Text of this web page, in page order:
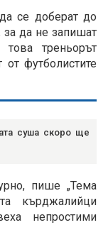
се доберат до
за да не запишат
треньорът
футболистите
суша скоро ще
пише „Тема
кърджалийци
непростими